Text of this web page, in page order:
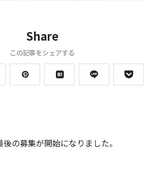
Share
この記事をシェアする
の募集が開始になりました。